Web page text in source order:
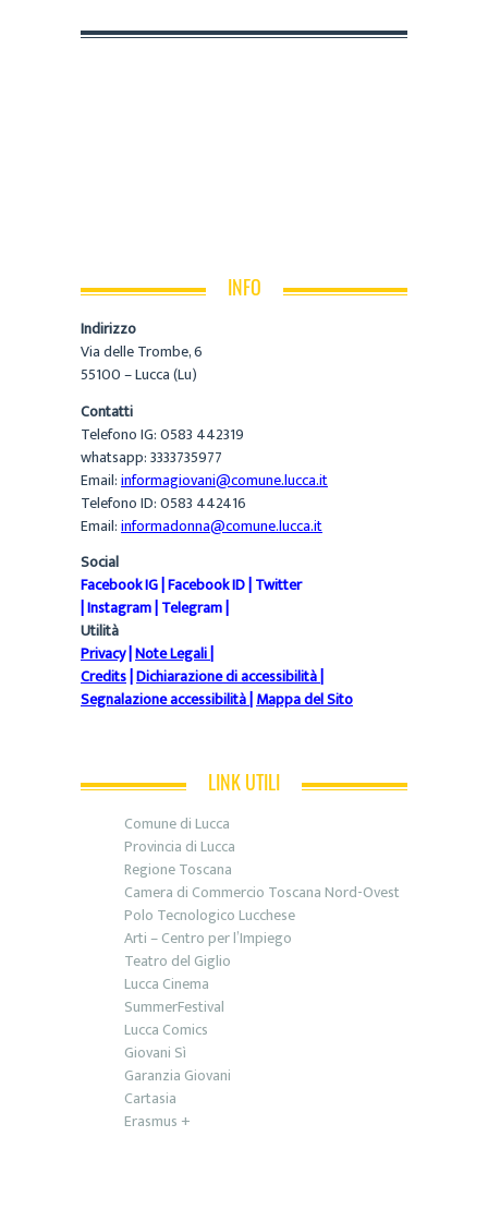
INFO
Indirizzo
Via delle Trombe, 6
55100 – Lucca (Lu)
Contatti
Telefono IG: 0583 442319
whatsapp: 3333735977
Email:informagiovani@comune.lucca.it
Telefono ID: 0583 442416
Email:informadonna@comune.lucca.it
Social
Facebook IG|Facebook ID|Twitter
|Instagram|Telegram|
Utilità
Privacy|Note Legali|
Credits|Dichiarazione di accessibilità|
Segnalazione accessibilità|Mappa del Sito
LINK UTILI
Comune di Lucca
Provincia di Lucca
Regione Toscana
Camera di Commercio Toscana Nord-Ovest
Polo Tecnologico Lucchese
Arti – Centro per l’Impiego
Teatro del Giglio
Lucca Cinema
SummerFestival
Lucca Comics
Giovani Sì
Garanzia Giovani
Cartasia
Erasmus +